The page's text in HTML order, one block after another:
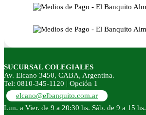
SUCURSAL COLEGIALES
Av. Elcano 3450, CABA, Argentina.
Tel: 0810-345-1120 | Opción 1
elcano@elbanquito.com.ar
Lun. a Vier. de 9 a 20:30 hs. Sáb. de 9 a 15 hs.